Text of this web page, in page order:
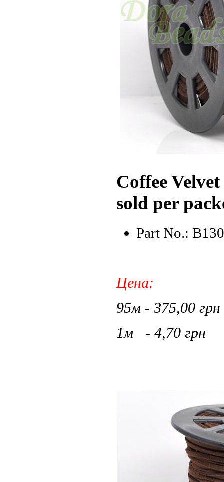
Coffee
sold per
Part No.:
Цена:
95м - 375,00 грн
1м - 4,70 грн